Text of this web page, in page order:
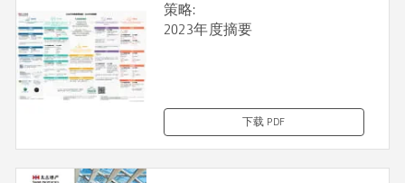
策略:
2023年度摘要
下载 PDF